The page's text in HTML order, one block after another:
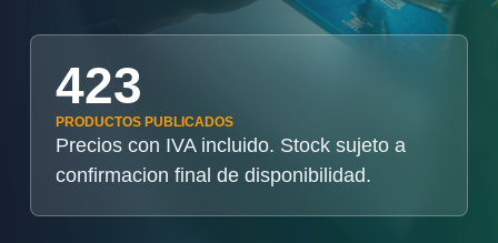
423
PRODUCTOS PUBLICADOS
Precios con IVA incluido. Stock sujeto a
confirmacion final de disponibilidad.